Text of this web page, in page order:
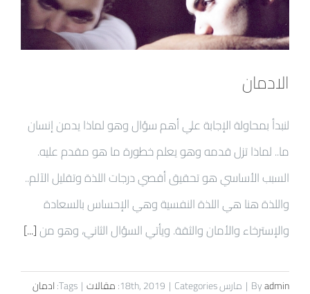
الادمان
لنبدأ بمحاولة الإجابة علي أهم سؤال وهو لماذا يدمن إنسان
ما.. لماذا تزل قدمه وهو يعلم خطورة ما هو مقدم عليه.
السبب الأساسي هو تحقيق أقصي درجات اللذة وتقليل الآلم..
واللذة هنا هي اللذة النفسية وهي الإحساس بالسعادة
والإسترخاء والأمان والثقة. ويأتي السؤال الثاني، وهو من[...]
Byadmin
| مارس 18th, 2019 | Categories: مقالات |
Tags: ادمان